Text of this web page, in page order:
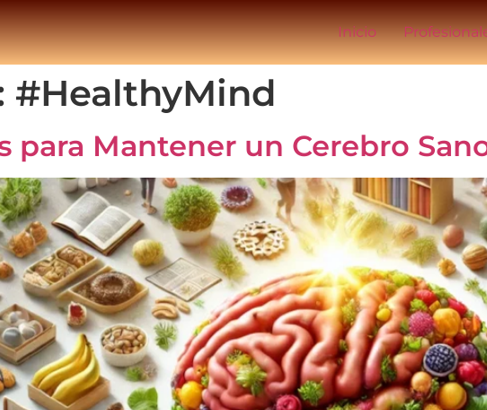
Inicio
#HealthyMind
para Mantener un Cerebro